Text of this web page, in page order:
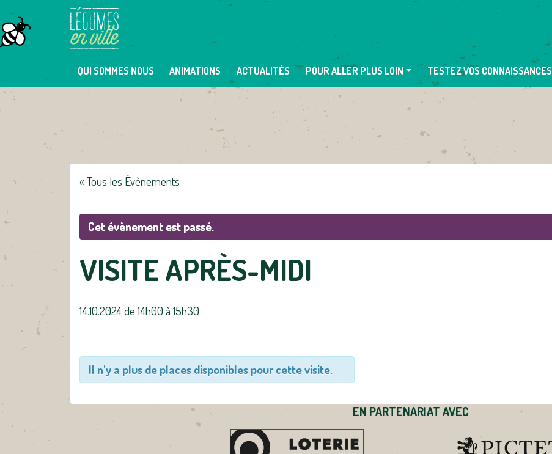
to
content
QUI SOMMES NOUS ANIMATIONS ACTUALITÉS POUR ALLER PLUS LOIN TESTEZ VOS CONNAISSANCES
« Tous les Évènements
Cet évènement est passé.
VISITE APRÈS-MIDI
14.10.2024 de 14h00 à 15h30
Il n'y a plus de places disponibles pour cette visite.
EN PARTENARIAT AVEC